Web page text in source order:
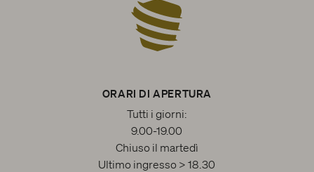
ORARI DI APERTURA
Tutti i giorni:
9.00-19.00
Chiuso il martedì
Ultimo ingresso > 18.30